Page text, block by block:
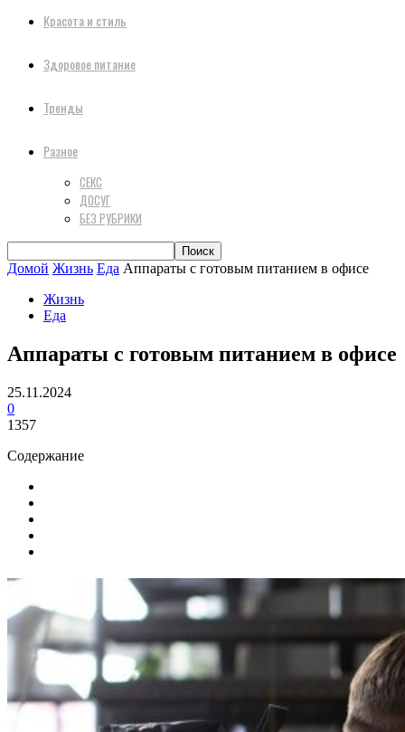
Красота и стиль
Здоровое питание
Тренды
Разное
СЕКС
ДОСУГ
БЕЗ РУБРИКИ
Домой Жизнь Еда Аппараты с готовым питанием в офисе
Жизнь
Еда
Аппараты с готовым питанием в офисе
25.11.2024
0
1357
Содержание